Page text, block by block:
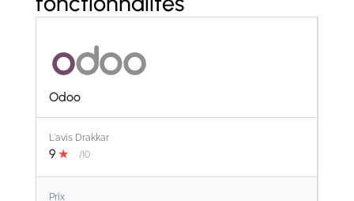
Odoo
L'avis Drakkar
9 ★ /10
Prix